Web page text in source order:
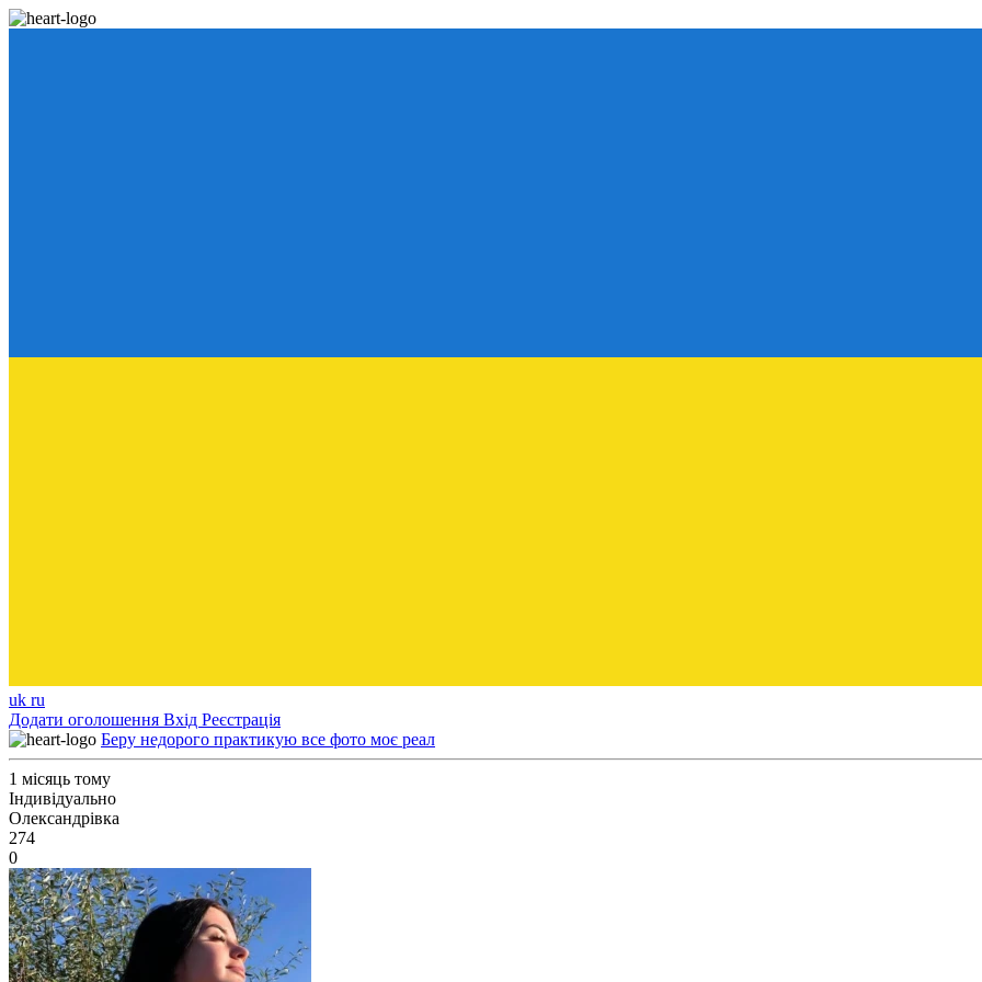
uk ru
Додати оголошення Вхід Реєстрація
Беру недорого практикую все фото моє реал
1 місяць тому
Індивідуально
Олександрівка
274
0